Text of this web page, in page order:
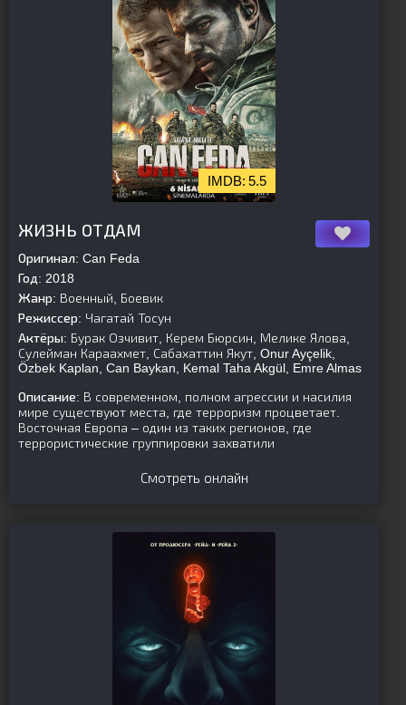
5.5
ЖИЗНЬ ОТДАМ
Оригинал: Can Feda
Год: 2018
Жанр: Военный, Боевик
Режиссер: Чагатай Тосун
Актёры: Бурак Озчивит, Керем Бюрсин, Мелике Ялова,
Сулейман Караахмет, Сабахаттин Якут, Onur Ayçelik,
Özbek Kaplan, Can Baykan, Kemal Taha Akgül, Emre Almas
Описание: В современном, полном агрессии и насилия
мире существуют места, где терроризм процветает.
Восточная Европа – один из таких регионов, где
террористические группировки захватили
Смотреть онлайн